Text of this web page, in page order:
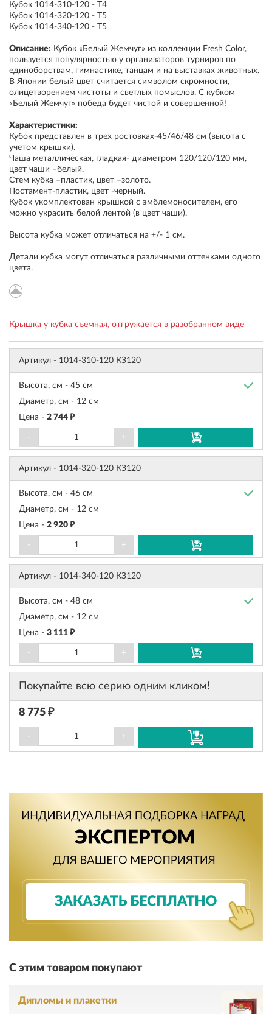
Кубок 1014-310-120 - Т4
Кубок 1014-320-120 - Т5
Кубок 1014-340-120 - Т5
Описание: Кубок «Белый Жемчуг» из коллекции Fresh Color,
пользуется популярностью у организаторов турниров по
единоборствам, гимнастике, танцам и на выставках животных.
В Японии белый цвет считается символом скромности,
олицетворением чистоты и светлых помыслов. С кубком
«Белый Жемчуг» победа будет чистой и совершенной!
Характеристики:
Кубок представлен в трех ростовках-45/46/48 см (высота с
учетом крышки).
Чаша металлическая, гладкая- диаметром 120/120/120 мм,
цвет чаши –белый.
Стем кубка –пластик, цвет –золото.
Постамент-пластик, цвет -черный.
Кубок укомплектован крышкой с эмблемоносителем, его
можно украсить белой лентой (в цвет чаши).
Высота кубка может отличаться на +/- 1 см.
Детали кубка могут отличаться различными оттенками одного
цвета.
Крышка у кубка съемная, отгружается в разобранном виде
Артикул - 1014-310-120 КЗ120
Высота, см - 45 см
Диаметр, см - 12 см
Цена - 2 744 ₽
- +
Артикул - 1014-320-120 КЗ120
Высота, см - 46 см
Диаметр, см - 12 см
Цена - 2 920 ₽
- +
Артикул - 1014-340-120 КЗ120
Высота, см - 48 см
Диаметр, см - 12 см
Цена - 3 111 ₽
- +
Покупайте всю серию одним кликом!
8 775 ₽
- +
С этим товаром покупают
Дипломы и плакетки